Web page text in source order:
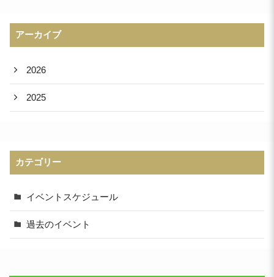
アーカイブ
2026
2025
カテゴリー
イベントスケジュール
過去のイベント